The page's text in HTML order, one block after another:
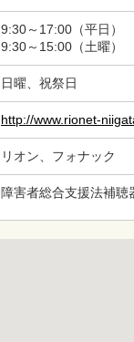
9:30～17:00（平日）
9:30～15:00（土曜）
日曜、祝祭日
http://www.rionet-
リオン、フォナック
障害者総合支援法補聴